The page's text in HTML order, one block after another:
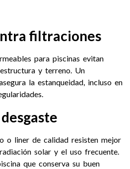
filtraciones
para piscinas evitan
y terreno. Un
la estanqueidad, incluso en
o liner de calidad resisten mejor
solar y el uso frecuente.
que conserva su buen